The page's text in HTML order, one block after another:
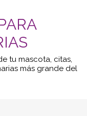
tu mascota, citas,
más grande del